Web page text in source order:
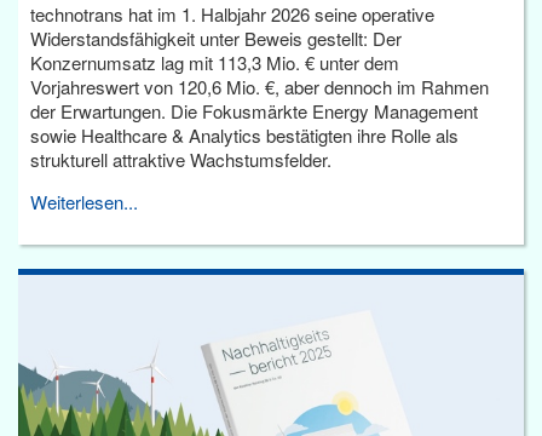
technotrans hat im 1. Halbjahr 2026 seine operative
Widerstandsfähigkeit unter Beweis gestellt: Der
Konzernumsatz lag mit 113,3 Mio. € unter dem
Vorjahreswert von 120,6 Mio. €, aber dennoch im Rahmen
der Erwartungen. Die Fokusmärkte Energy Management
sowie Healthcare & Analytics bestätigten ihre Rolle als
strukturell attraktive Wachstumsfelder.
Weiterlesen...